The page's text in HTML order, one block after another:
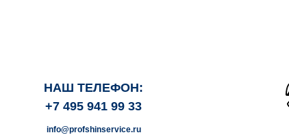
НАШ ТЕЛЕФОН:
+7 495 941 99 33
info@profshinservice.ru